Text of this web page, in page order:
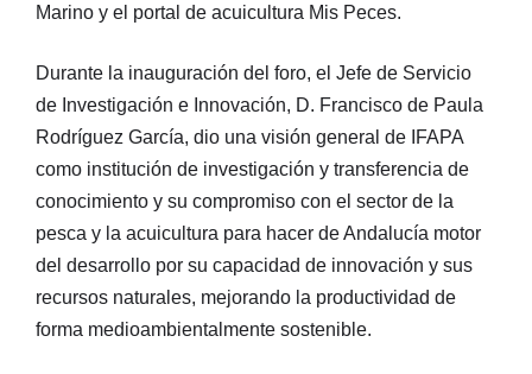
Marino y el portal de acuicultura Mis Peces.
Durante la inauguración del foro, el Jefe de Servicio
de Investigación e Innovación, D. Francisco de Paula
Rodríguez García, dio una visión general de IFAPA
como institución de investigación y transferencia de
conocimiento y su compromiso con el sector de la
pesca y la acuicultura para hacer de Andalucía motor
del desarrollo por su capacidad de innovación y sus
recursos naturales, mejorando la productividad de
forma medioambientalmente sostenible.